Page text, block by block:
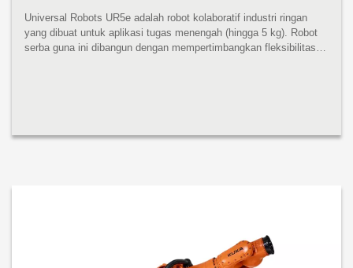
Universal Robots UR5e adalah robot kolaboratif industri ringan
yang dibuat untuk aplikasi tugas menengah (hingga 5 kg). Robot
serba guna ini dibangun dengan mempertimbangkan fleksibilitas